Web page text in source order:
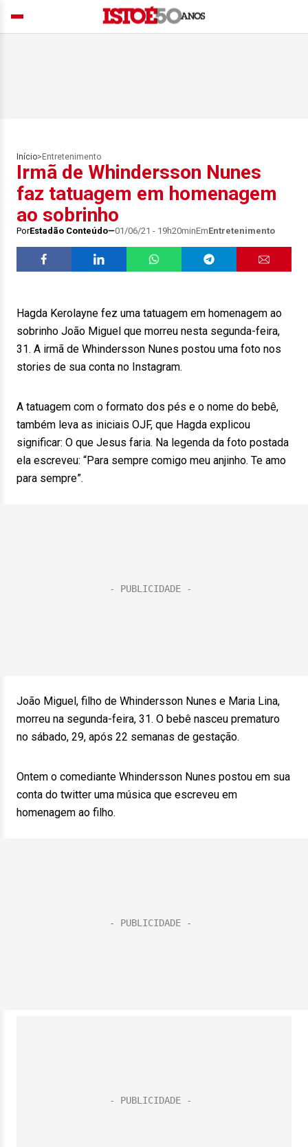
Início> Entretenimento
Irmã de Whindersson Nunes
faz tatuagem em homenagem
ao sobrinho
PorEstadão Conteúdo 01/06/21 - 19h20minEmEntretenimento
Hagda Kerolayne fez uma tatuagem em homenagem ao
sobrinho João Miguel que morreu nesta segunda-feira,
31. A irmã de Whindersson Nunes postou uma foto nos
stories de sua conta no Instagram.
A tatuagem com o formato dos pés e o nome do bebê,
também leva as iniciais OJF, que Hagda explicou
significar: O que Jesus faria. Na legenda da foto postada
ela escreveu: “Para sempre comigo meu anjinho. Te amo
para sempre”.
João Miguel, filho de Whindersson Nunes e Maria Lina,
morreu na segunda-feira, 31. O bebê nasceu prematuro
no sábado, 29, após 22 semanas de gestação.
Ontem o comediante Whindersson Nunes postou em sua
conta do twitter uma música que escreveu em
homenagem ao filho.